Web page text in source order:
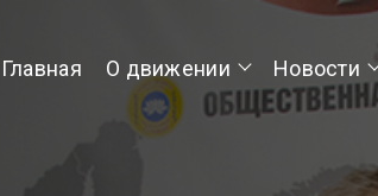
Главная О движении Новости